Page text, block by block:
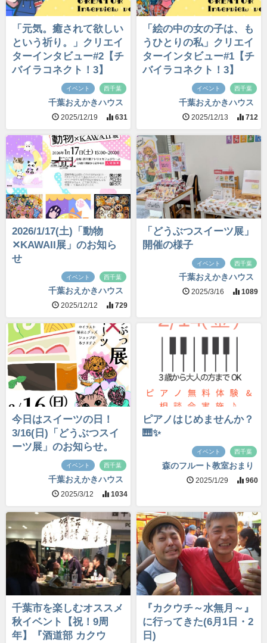
「元気。癒されて欲しい
という祈り。」クリエイ
ターインタビュー#2【チ
バイラコネクト！3】
イベント 西千葉
千葉おえかきハウス
2025/12/19 631
「絵の中の女の子は、も
うひとりの私」クリエイ
ターインタビュー#1【チ
バイラコネクト！3】
イベント 西千葉
千葉おえかきハウス
2025/12/13 712
2026/1/17(土)「動物
✕KAWAII展」のお知ら
せ
イベント 西千葉
千葉おえかきハウス
2025/12/12 729
「どうぶつスイーツ展」
開催の様子
イベント 西千葉
千葉おえかきハウス
2025/3/16 1089
今日はスイーツの日！
3/16(日)「どうぶつスイ
ーツ展」のお知らせ。
イベント 西千葉
千葉おえかきハウス
2025/3/12 1034
ピアノはじめませんか？
🎹✨
イベント 西千葉
森のフルート教室おまり
2025/1/29 960
千葉市を楽しむオススメ
秋イベント【祝！9周
年】『酒道部 カクウ
『カクウチ～水無月～』
に行ってきた(6月1日・2
日)